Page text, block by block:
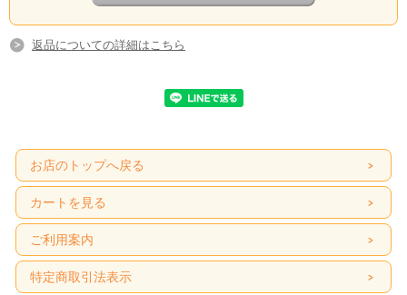
返品についての詳細はこちら
お店のトップへ戻る
カートを見る
ご利用案内
特定商取引法表示